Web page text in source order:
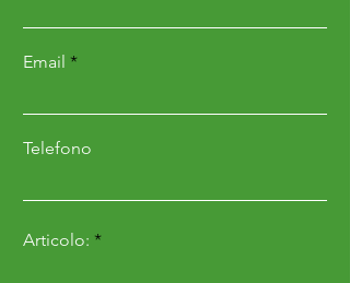
Email
Telefono
Articolo: